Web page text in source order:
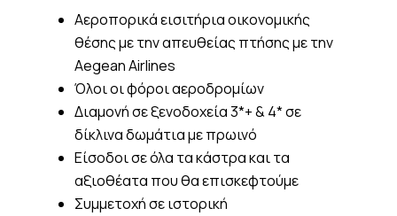
Αεροπορικά εισιτήρια οικονομικής
θέσης με την απευθείας πτήσης με την
Aegean Airlines
Όλοι οι φόροι αεροδρομίων
Διαμονή σε ξενοδοχεία 3*+ & 4* σε
δίκλινα δωμάτια με πρωινό
Είσοδοι σε όλα τα κάστρα και τα
αξιοθέατα που θα επισκεφτούμε
Συμμετοχή σε ιστορική